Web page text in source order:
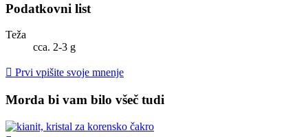
Podatkovni list
Teža
cca. 2-3 g
 Prvi vpišite svoje mnenje
Morda bi vam bilo všeč tudi